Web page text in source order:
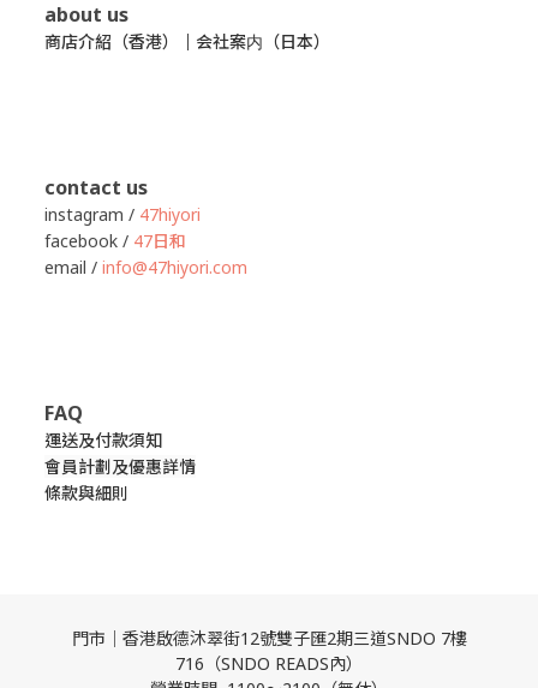
about us
商店介紹（香港） 会社案内（日本）
contact us
instagram / 47hiyori
facebook / 47日和
email / info@47hiyori.com
FAQ
運送及付款須知
會員計劃及優惠詳情
條款與細則
門市｜香港啟德沐翠街12號雙子匯2期三道SNDO 7樓
716（SNDO READS內）